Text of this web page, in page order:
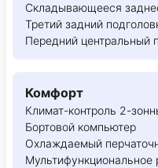
Складывающееся
Третий задний
Передний центральный
Комфорт
Климат-контроль 2-
Бортовой компьютер
Охлаждаемый
Мультифункциональное